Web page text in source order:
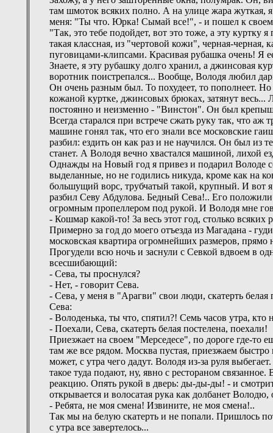
там шмоток всяких полно. А на улице жара жуткая,
меня: "Ты что. Юрка! Сымай все!", - и пошел к
"Так, это тебе подойдет, вот это тоже, а эту
такая классная, из "чертовой кожи", черная-
пуговицами-клипсами. Красивая рубашка очень! Я
Знаете, я эту рубашку долго хранил, а джинсовая
воротник поистрепался... Вообще, Володя любил
Он очень разным был. То похудеет, то пополнеет.
кожаной куртке, джинсовых брюках, затянут
постоянно и неизменно - "Винстон". Он был
Всегда старался при встрече сжать руку так, что
машине гонял так, что его знали все московские
разбил: ездить он как раз и не научился. Он был из
станет. А Володя вечно хвастался машиной, лихой
Однажды на Новый год я привез и подарил Володе
выделанные, но не годились никуда, кроме как на
большущий ворс, трубчатый такой, крупный. И вот
разбил Севу Абдулова. Бедный Сева!.. Его
огромным пропеллером под рукой. И Володя мне
- Кошмар какой-то! 3а весь этот год, столько
Примерно за год до моего отъезда из Магадана -
московская квартира огромнейших размеров,
Прогудели всю ночь и заснули с Севкой вдвоем в
всесшибающий:
- Сева, ты проснулся?
- Нет, - говорит Сева.
- Сева, у меня в "Арагви" свои люди, скатерть
Сева:
- Володенька, ты что, спятил?! Семь часов утра, кто
- Поехали, Сева, скатерть белая постелена, поехали!
Приезжает на своем "Мерседесе", по дороге где-то
там же все рядом. Москва пустая, приезжаем
может, с утра чего дадут. Володя из-за руля
такое туда подают, ну, явно с рестораном
реакцию. Опять рукой в дверь: ды-ды-ды! - и
открывается и волосатая рука как долбанет
- Ребята, не моя смена! Извините, не моя смена!..
Так мы на белую скатерть и не попали. Пришлось
с утра все завертелось...